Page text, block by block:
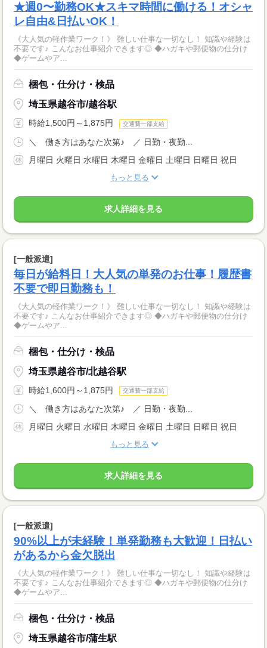
★週0〜勤務OK★スキマ時間に働ける！オシャ
レ自由&日払いOK！
《大人気の軽作業ワーク！》 難しい仕事な一切なし！ 知識や経験は
不要です♪ こんなお仕事紹介できます◎ ◆ハガキや郵便物の仕分け
◆ゲームやア...
梱包・仕分け・検品
埼玉県越谷市/越谷駅
時給1,500円～1,875円 交通費一部支給
＼ 働き方はあなた次第♪ ／ 日勤・夜勤...
月曜日 火曜日 水曜日 木曜日 金曜日 土曜日 日曜日 祝日
もっと見る
求人詳細を見る
[一般派遣]
毎日が給料日！大人気の単発のお仕事！履歴書
不要で即日勤務も！
《大人気の軽作業ワーク！》 難しい仕事な一切なし！ 知識や経験は
不要です♪ こんなお仕事紹介できます◎ ◆ハガキや郵便物の仕分け
◆ゲームやア...
梱包・仕分け・検品
埼玉県越谷市/北越谷駅
時給1,600円～1,875円 交通費一部支給
＼ 働き方はあなた次第♪ ／ 日勤・夜勤...
月曜日 火曜日 水曜日 木曜日 金曜日 土曜日 日曜日 祝日
もっと見る
求人詳細を見る
[一般派遣]
90%以上が未経験！単発勤務も大歓迎！日払い
があるから金欠脱出
《大人気の軽作業ワーク！》 難しい仕事な一切なし！ 知識や経験は
不要です♪ こんなお仕事紹介できます◎ ◆ハガキや郵便物の仕分け
◆ゲームやア...
梱包・仕分け・検品
埼玉県越谷市/蒲生駅